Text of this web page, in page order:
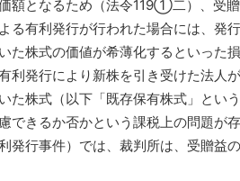
額となるため（法令119①二）、受贈
る有利発行が行われた場合には、発
た株式の価値が希薄化するといった
利発行により新株を引き受けた法人
た株式（以下「既存保有株式」とい
できるか否かという課税上の問題が
発行事件）では、裁判所は、受贈益